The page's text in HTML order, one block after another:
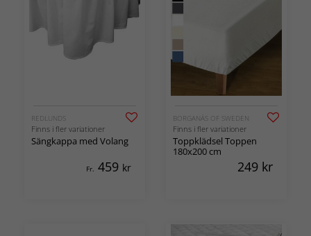
REDLUNDS
Finns i fler variationer
Sängkappa med Volang
Fr. 459 kr
BORGANÄS OF SWEDEN
Finns i fler variationer
Toppklädsel Toppen
180x200 cm
249 kr